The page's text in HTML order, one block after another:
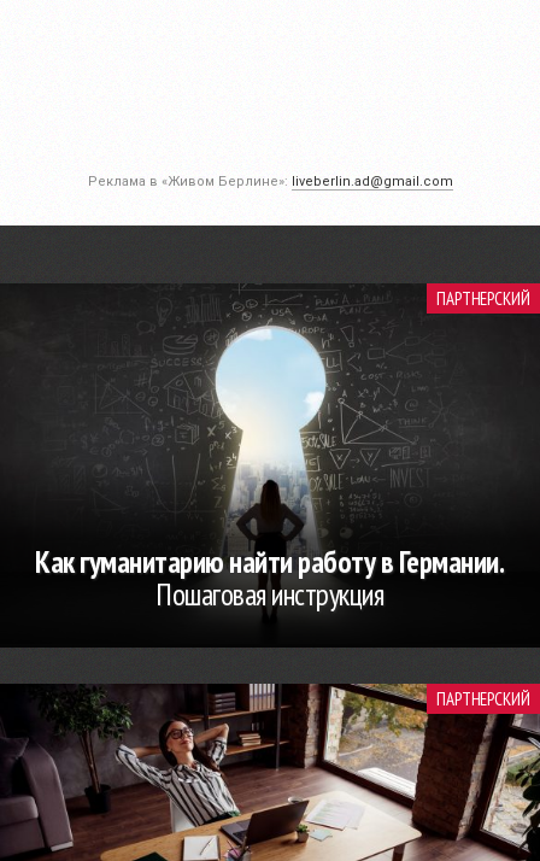
Реклама в «Живом Берлине»: liveberlin.ad@gmail.com
ПАРТНЕРСКИЙ
Как гуманитарию найти работу в Германии.
Пошаговая инструкция
ПАРТНЕРСКИЙ